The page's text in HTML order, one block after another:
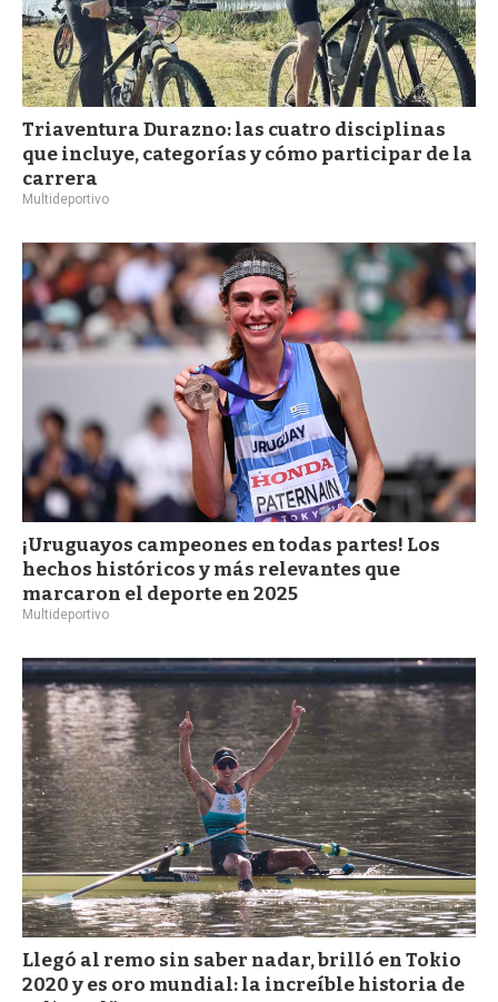
Triaventura Durazno: las cuatro disciplinas
que incluye, categorías y cómo participar de la
carrera
Multideportivo
¡Uruguayos campeones en todas partes! Los
hechos históricos y más relevantes que
marcaron el deporte en 2025
Multideportivo
Llegó al remo sin saber nadar, brilló en Tokio
2020 y es oro mundial: la increíble historia de